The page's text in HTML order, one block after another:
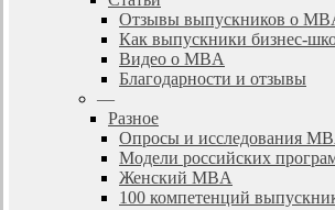
Отзывы выпускников о
Как выпускники бизнес-
Видео о MBA
Благодарности и отзывы
—
Разное
Опросы и исследования
Модели российских
Женский MBA
100 компетенций